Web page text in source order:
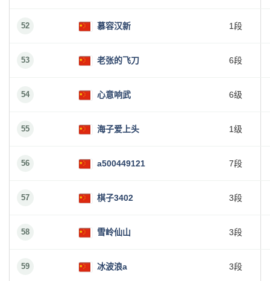
52 慕容汉新 1段
53 老张的飞刀 6段
54 心意响武 6级
55 海子爱上头 1级
56 a500449121 7段
57 棋子3402 3段
58 雪岭仙山 3段
59 冰波浪a 3段